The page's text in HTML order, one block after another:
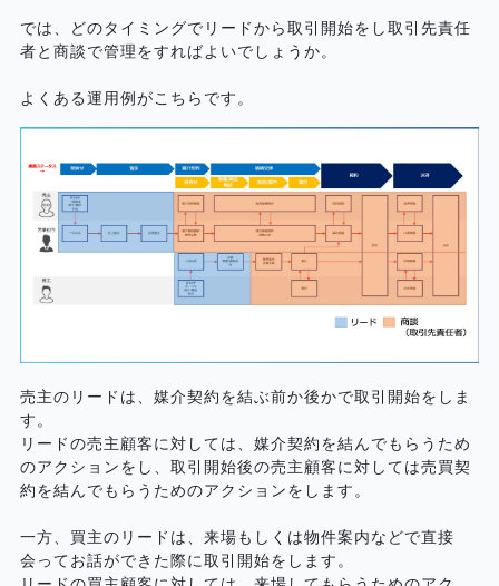
では、どのタイミングでリードから取引開始をし取引先責任
者と商談で管理をすればよいでしょうか。
よくある運用例がこちらです。
売主のリードは、媒介契約を結ぶ前か後かで取引開始をしま
す。
リードの売主顧客に対しては、媒介契約を結んでもらうため
のアクションをし、取引開始後の売主顧客に対しては売買契
約を結んでもらうためのアクションをします。
一方、買主のリードは、来場もしくは物件案内などで直接
会ってお話ができた際に取引開始をします。